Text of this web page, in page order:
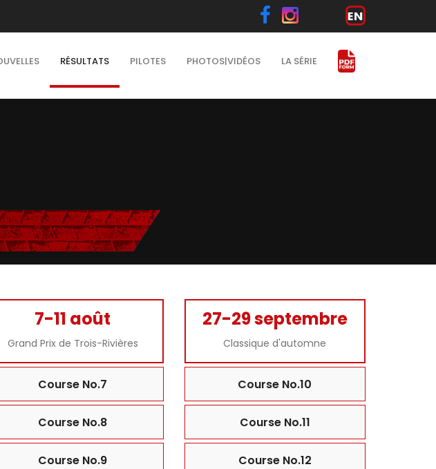
RÉSULTATS PILOTES PHOTOS|VIDÉOS LA SÉRIE
7-11 août
Grand Prix de Trois-Rivières
Course No.7
Course No.8
Course No.9
27-29 septembre
Classique d'automne
Course No.10
Course No.11
Course No.12